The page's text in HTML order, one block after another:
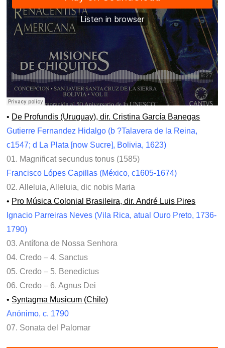
• De Profundis (Uruguay), dir. Cristina García Banegas
Gutierre Fernandez Hidalgo (b ?Talavera de la Reina,
c1547; d La Plata [now Sucre], Bolivia, 1623)
01. Magnificat secundus tonus (1585)
Francisco Lópes Capillas (México, c1605-1674)
02. Alleluia, Alleluia, dic nobis Maria
• Pro Música Colonial Brasileira, dir. André Luis Pires
Ignacio Parreiras Neves (Vila Rica, atual Ouro Preto, 1736-
1790)
03. Antífona de Nossa Senhora
04. Credo – 4. Sanctus
05. Credo – 5. Benedictus
06. Credo – 6. Agnus Dei
• Syntagma Musicum (Chile)
Anónimo, c. 1790
07. Sonata del Palomar